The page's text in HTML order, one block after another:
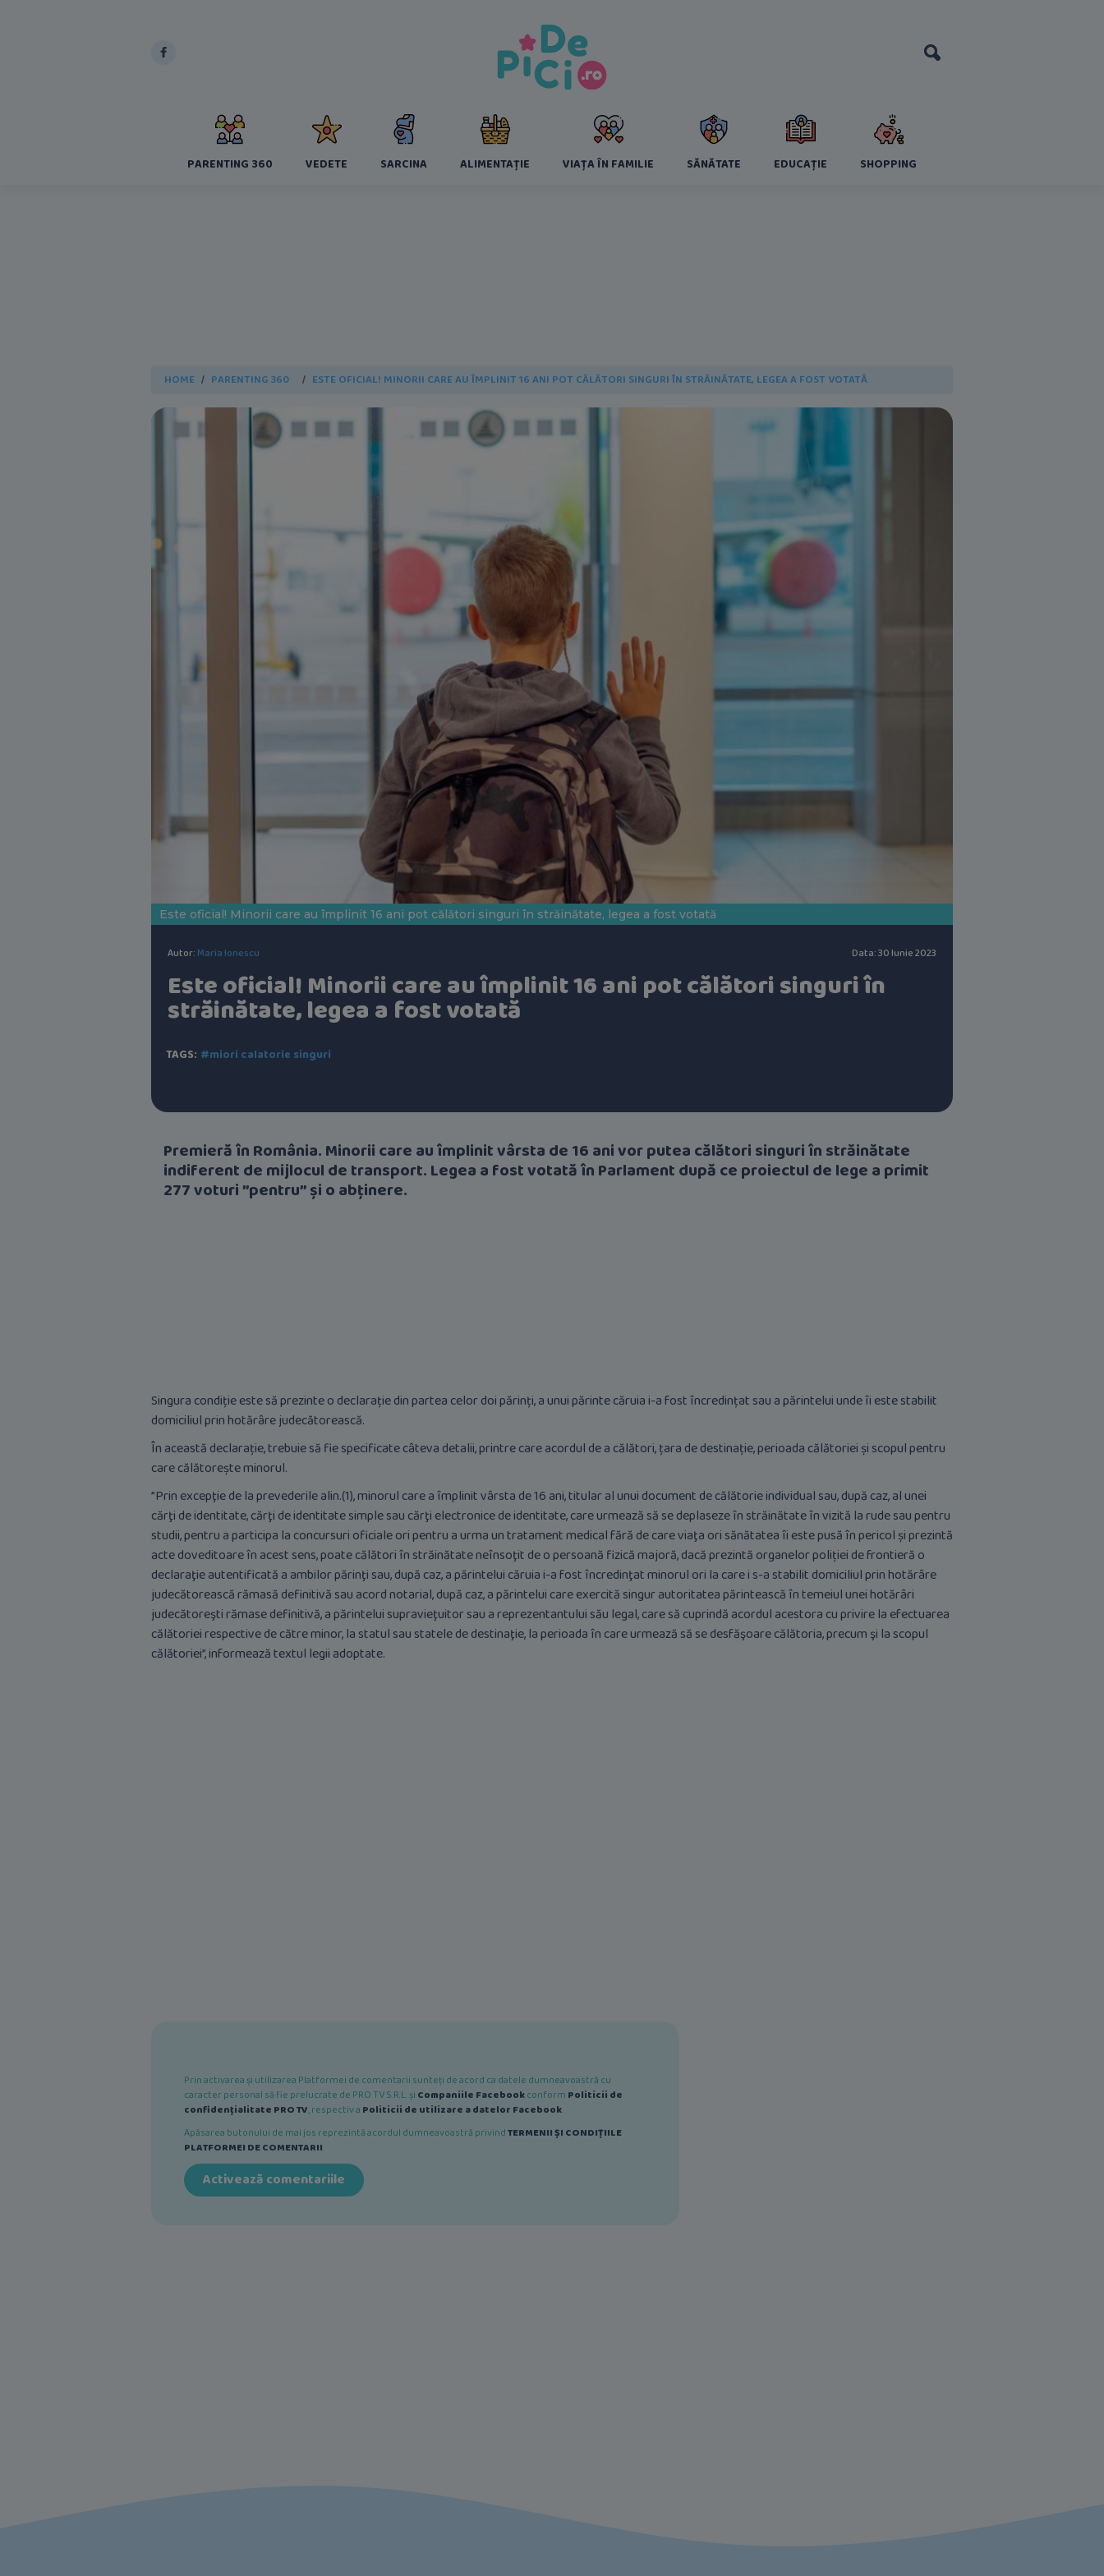
PARENTING 360 VEDETE SARCINA ALIMENTAȚIE VIAȚA ÎN FAMILIE SĂNĂTATE EDUCAȚIE SHOPPING
HOME PARENTING 360 ESTE OFICIAL! MINORII CARE AU ÎMPLINIT 16 ANI POT CĂLĂTORI SINGURI ÎN STRĂINĂTATE, LEGEA A FOST VOTATĂ
Este oficial! Minorii care au împlinit 16 ani pot călători singuri în străinătate, legea a fost votată
Autor: Maria Ionescu Data: 30 Iunie 2023
Este oficial! Minorii care au împlinit 16 ani pot călători singuri în
străinătate, legea a fost votată
TAGS: #miori calatorie singuri
Premieră în România. Minorii care au împlinit vârsta de 16 ani vor putea călători singuri în străinătate
indiferent de mijlocul de transport. Legea a fost votată în Parlament după ce proiectul de lege a primit
277 voturi ”pentru” și o abținere.
Singura condiție este să prezinte o declarație din partea celor doi părinți, a unui părinte căruia i-a fost încredințat sau a părintelui unde îi este stabilit
domiciliul prin hotărâre judecătorească.
În această declarație, trebuie să fie specificate câteva detalii, printre care acordul de a călători, țara de destinație, perioada călătoriei și scopul pentru
care călătorește minorul.
”Prin excepţie de la prevederile alin.(1), minorul care a împlinit vârsta de 16 ani, titular al unui document de călătorie individual sau, după caz, al unei
cărţi de identitate, cărţi de identitate simple sau cărţi electronice de identitate, care urmează să se deplaseze în străinătate în vizită la rude sau pentru
studii, pentru a participa la concursuri oficiale ori pentru a urma un tratament medical fără de care viaţa ori sănătatea îi este pusă în pericol și prezintă
acte doveditoare în acest sens, poate călători în străinătate neînsoţit de o persoană fizică majoră, dacă prezintă organelor poliției de frontieră o
declaraţie autentificată a ambilor părinţi sau, după caz, a părintelui căruia i-a fost încredinţat minorul ori la care i s-a stabilit domiciliul prin hotărâre
judecătorească rămasă definitivă sau acord notarial, după caz, a părintelui care exercită singur autoritatea părintească în temeiul unei hotărâri
judecătoreşti rămase definitivă, a părintelui supravieţuitor sau a reprezentantului său legal, care să cuprindă acordul acestora cu privire la efectuarea
călătoriei respective de către minor, la statul sau statele de destinaţie, la perioada în care urmează să se desfăşoare călătoria, precum şi la scopul
călătoriei”, informează textul legii adoptate.
Prin activarea și utilizarea Platformei de comentarii sunteți de acord ca datele dumneavoastră cu
caracter personal să fie prelucrate de PRO TV S.R.L. și Companiile Facebookconform Politicii de
confidențialitate PRO TV, respectiv a Politicii de utilizare a datelor Facebook.
Apăsarea butonului de mai jos reprezintă acordul dumneavoastră privindTERMENII ȘI CONDIȚIILE
PLATFORMEI DE COMENTARII.
Activează comentariile